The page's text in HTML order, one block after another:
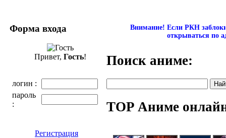
Форма входа
Привет, Гость!
логин :
пароль
:
Регистрация
Внимание! Если РКН
открываться по
Поиск аниме:
TOP Аниме